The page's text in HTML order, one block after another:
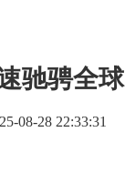
驰骋全球
08-28 22:33:31